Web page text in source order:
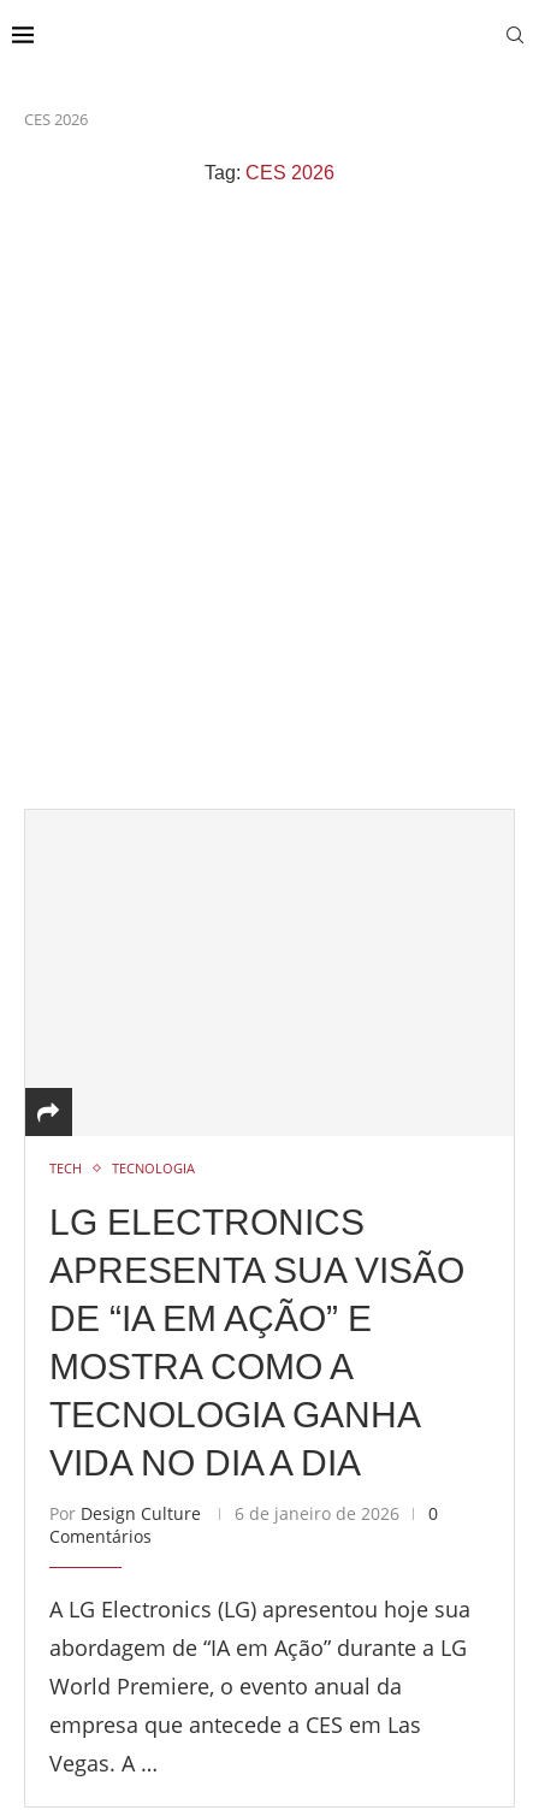
CES 2026
Tag: CES 2026
TECH TECNOLOGIA
LG ELECTRONICS
APRESENTA SUA VISÃO
DE “IA EM AÇÃO” E
MOSTRA COMO A
TECNOLOGIA GANHA
VIDA NO DIA A DIA
Por Design Culture 6 de janeiro de 2026
0
Comentários
A LG Electronics (LG) apresentou hoje sua
abordagem de “IA em Ação” durante a LG
World Premiere, o evento anual da
empresa que antecede a CES em Las
Vegas. A …